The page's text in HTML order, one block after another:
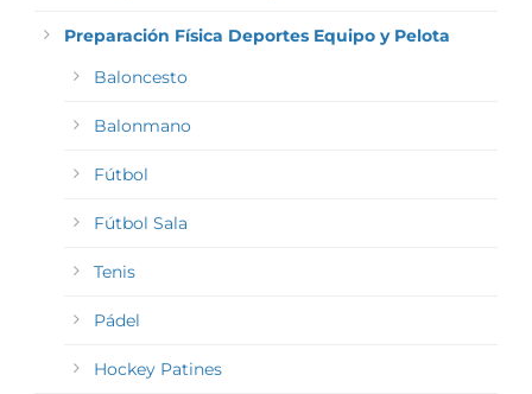
Preparación Física Deportes Equipo y Pelota
Baloncesto
Balonmano
Fútbol
Fútbol Sala
Tenis
Pádel
Hockey Patines